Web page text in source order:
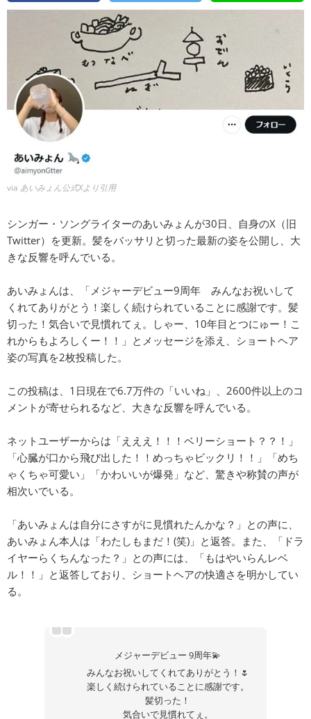
via あいみょん公式Xより引用
シンガー・ソングライターのあいみょんが30日、自身のX（旧
Twitter）を更新。髪をバッサリと切った最新の姿を公開し、大
きな反響を呼んでいる。
あいみょんは、「メジャーデビュー9周年 みんなお祝いして
くれてありがとう！楽しく続けられていることに感謝です。髪
切った！気合いで見慣れてぇ。しゃー、10年目とつにゅー！こ
れからもよろしくー！！」とメッセージを添え、ショートヘア
姿の写真を2枚投稿した。
この投稿は、1日現在で6.7万件の「いいね」、2600件以上のコ
メントが寄せられるなど、大きな反響を呼んでいる。
ネットユーザーからは「えええ！！！ベリーショート？？！」
「心臓が口から飛び出した！！めっちゃビックリ！！」「めち
ゃくちゃ可愛い」「かわいいが爆発」など、驚きや称賛の声が
相次いでいる。
「あいみょんは自分にさすがに見慣れたんかな？」との声に、
あいみょん本人は「わたしもまだ！(笑)」と返答。また、「ドラ
イヤーらくちんなった？」との声には、「もはやいらんレベ
ル！！」と返答しており、ショートヘアの快適さを明かしてい
る。
メジャーデビュー 9周年💫
みんなお祝いしてくれてありがとう！🌷
楽しく続けられていることに感謝です。
髪切った！
気合いで見慣れてぇ。